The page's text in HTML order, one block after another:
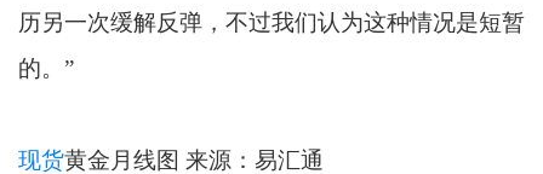
历另一次缓解反弹，不过我们认为这种情况是短暂
的。”
现货黄金月线图 来源：易汇通